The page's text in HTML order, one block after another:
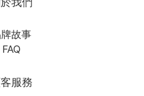
故事
FAQ
服務